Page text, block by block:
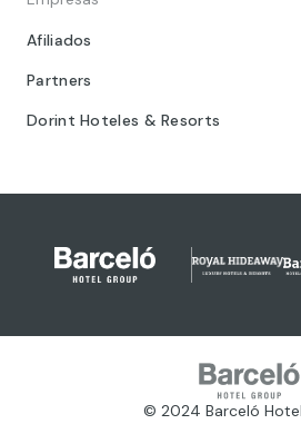
Afiliados
Partners
Dorint Hoteles & Resorts
© 2024 Barceló